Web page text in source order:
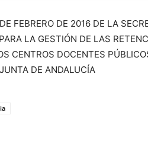
FEBRERO DE 2016 DE LA
LA GESTIÓN DE LAS
CENTROS DOCENTES
DE ANDALUCÍA